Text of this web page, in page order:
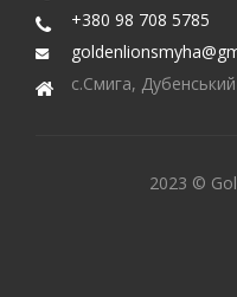
+380 98 708 5785
с.Смига,
2023 ©